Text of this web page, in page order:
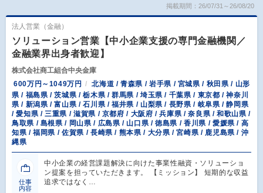
掲載期間：26/07/31～26/08/20
法人営業（金融）
ソリューション営業【中小企業支援の専門金融機関／
金融業界出身者歓迎】
株式会社商工組合中央金庫
600万円～1049万円
北海道 / 青森県 / 岩手県 / 宮城県 / 秋田県 / 山形
県 / 福島県 / 茨城県 / 栃木県 / 群馬県 / 埼玉県 / 千葉県 / 東京都 / 神奈川
県 / 新潟県 / 富山県 / 石川県 / 福井県 / 山梨県 / 長野県 / 岐阜県 / 静岡県
/ 愛知県 / 三重県 / 滋賀県 / 京都府 / 大阪府 / 兵庫県 / 奈良県 / 和歌山県 /
鳥取県 / 島根県 / 岡山県 / 広島県 / 山口県 / 徳島県 / 香川県 / 愛媛県 / 高
知県 / 福岡県 / 佐賀県 / 長崎県 / 熊本県 / 大分県 / 宮崎県 / 鹿児島県 / 沖
縄県
仕事
内容
中小企業の経営課題解決に向けた事業性融資・ソリューショ
ン提案を担っていただきます。 【ミッション】 短期的な収益
追求ではなく…